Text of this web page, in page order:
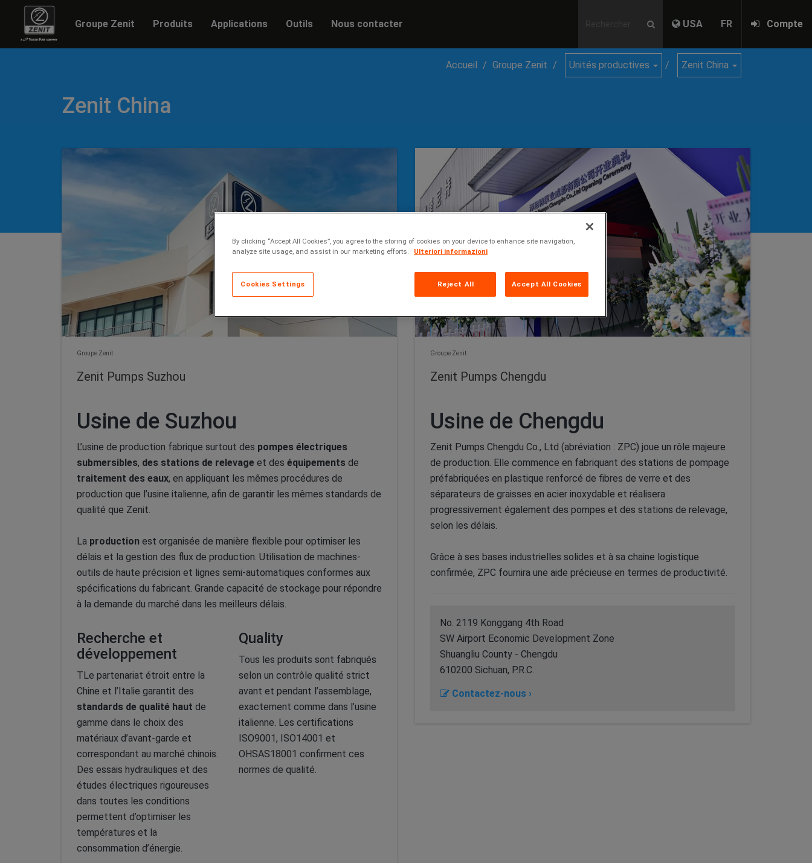
Groupe Zenit Produits Applications Outils Nous contacter USA FR Compte
Accueil Groupe Zenit Unités productives Zenit China
Zenit China
Groupe Zenit
Zenit Pumps Suzhou
Usine de Suzhou
L’usine de production fabrique surtout des pompes électriques
submersibles, des stations de relevage et des équipements de
traitement des eaux, en appliquant les mêmes procédures de
production que l’usine italienne, afin de garantir les mêmes standards de
qualité que Zenit.
La production est organisée de manière flexible pour optimiser les
délais et la gestion des flux de production. Utilisation de machines-
outils de haute précision et lignes semi-automatiques conformes aux
spécifications du fabricant. Grande capacité de stockage pour répondre
à la demande du marché dans les meilleurs délais.
Recherche et
développement
TLe partenariat étroit entre la
Chine et l’Italie garantit des
standards de qualité haut de
gamme dans le choix des
matériaux d’avant-garde et
correspondant au marché chinois.
Des essais hydrauliques et des
études électriques rigoureuses
dans toutes les conditions
permettent d’optimiser les
températures et la
consommation d’énergie.
Quality
Tous les produits sont fabriqués
selon un contrôle qualité strict
avant et pendant l’assemblage,
exactement comme dans l’usine
italienne. Les certifications
ISO9001, ISO14001 et
OHSAS18001 confirment ces
normes de qualité.
Groupe Zenit
Zenit Pumps Chengdu
Usine de Chengdu
Zenit Pumps Chengdu Co., Ltd (abréviation : ZPC) joue un rôle majeure
de production. Elle commence en fabriquant des stations de pompage
préfabriquées en plastique renforcé de fibres de verre et des
séparateurs de graisses en acier inoxydable et réalisera
progressivement également des pompes et des stations de relevage,
selon les délais.
Grâce à ses bases industrielles solides et à sa chaine logistique
confirmée, ZPC fournira une aide précieuse en termes de productivité.
No. 2119 Konggang 4th Road
SW Airport Economic Development Zone
Shuangliu County - Chengdu
610200 Sichuan, P.R.C.
Contactez-nous ›
By clicking “Accept All Cookies”, you agree to the storing of cookies on your device to enhance site navigation,
analyze site usage, and assist in our marketing efforts.
Ulteriori informazioni
Cookies Settings Reject All Accept All Cookies